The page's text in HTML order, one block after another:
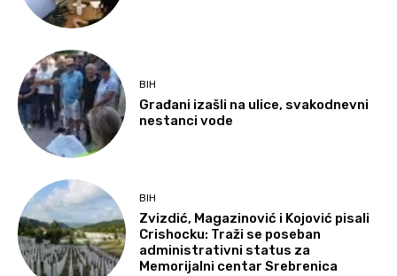
BIH
Građani izašli na ulice, svakodnevni
nestanci vode
BIH
Zvizdić, Magazinović i Kojović pisali
Crishocku: Traži se poseban
administrativni status za
Memorijalni centar Srebrenica